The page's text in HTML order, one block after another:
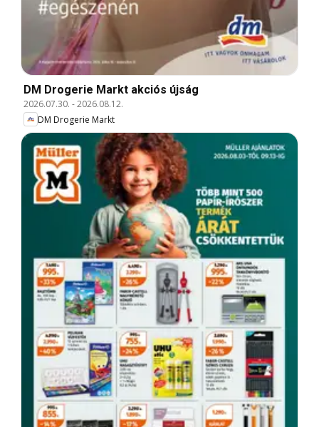
DM Drogerie Markt akciós újság
2026.07.30. -2026.08.12.
DM Drogerie Markt